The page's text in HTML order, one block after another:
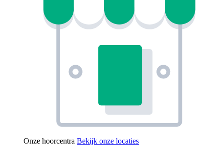
Onze hoorcentra Bekijk onze locaties